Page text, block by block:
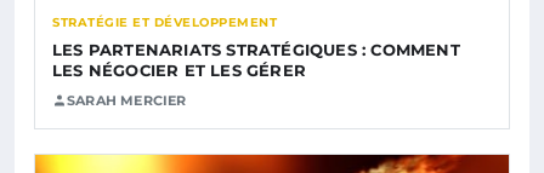
STRATÉGIE ET DÉVELOPPEMENT
LES PARTENARIATS STRATÉGIQUES : COMMENT
LES NÉGOCIER ET LES GÉRER
SARAH MERCIER